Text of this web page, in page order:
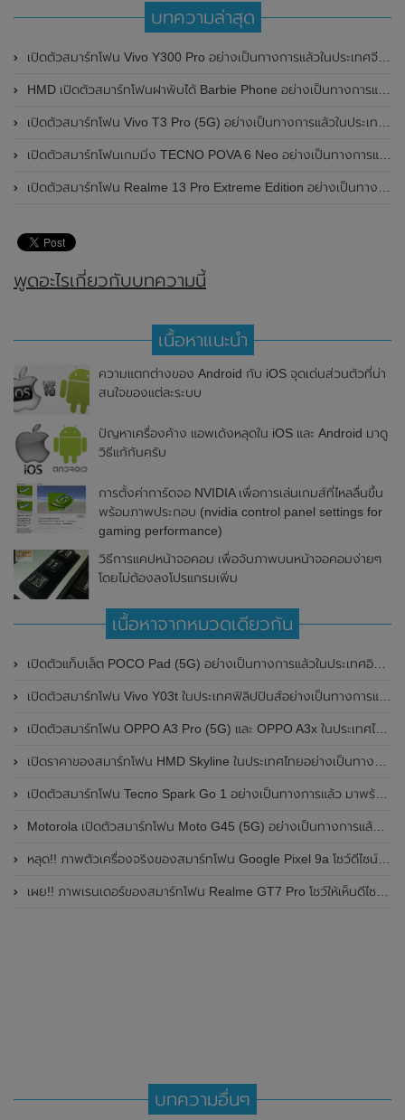
บทความล่าสุด
เปิดตัวสมาร์ทโฟน Vivo Y300 Pro อย่างเป็นทางการแล้วในประเทศจีน มาพร้อมดีไซน์พรีเมี่ยม ทนทาน และแบตเตอรี่สุดอึดขนาดใหญ่ 6,500mAh พร้อมรองรับการชาร์จไว 80W
HMD เปิดตัวสมาร์ทโฟนฝาพับได้ Barbie Phone อย่างเป็นทางการแล้ว มาพร้อมธีมสีชมพูสดใส
เปิดตัวสมาร์ทโฟน Vivo T3 Pro (5G) อย่างเป็นทางการแล้วในประเทศอินเดีย
เปิดตัวสมาร์ทโฟนเกมมิ่ง TECNO POVA 6 Neo อย่างเป็นทางการแล้วในประเทศไทย ในราคา 8,499 บาท
เปิดตัวสมาร์ทโฟน Realme 13 Pro Extreme Edition อย่างเป็นทางการแล้วในประเทศจีน
พูดอะไรเกี่ยวกับบทความนี้
เนื้อหาแนะนำ
ความแตกต่างของ Android กับ iOS จุดเด่นส่วนตัวที่น่า
สนใจของแต่ละระบบ
ปัญหาเครื่องค้าง แอพเด้งหลุดใน iOS และ Android มาดู
วิธีแก้กันครับ
การตั้งค่าการ์ดจอ NVIDIA เพื่อการเล่นเกมส์ที่ไหลลื่นขึ้น
พร้อมภาพประกอบ (nvidia control panel settings for
gaming performance)
วิธีการแคปหน้าจอคอม เพื่อจับภาพบนหน้าจอคอมง่ายๆ
โดยไม่ต้องลงโปรแกรมเพิ่ม
เนื้อหาจากหมวดเดียวกัน
เปิดตัวแท็บเล็ต POCO Pad (5G) อย่างเป็นทางการแล้วในประเทศอินเดีย มาพร้อมชิปเซ็ต Snapdragon 7s Gen 2 ของ Qualcomm และรองรับเครือข่าย 5G
เปิดตัวสมาร์ทโฟน Vivo Y03t ในประเทศฟิลิปปินส์อย่างเป็นทางการแล้ว มาพร้อมชิปเซ็ต Unisoc T612 , กล้องหลัง ความละเอียด 13MP , แบตเตอรี่ 5,000mAh และหน้าจอแสดงผล LCD / 90Hz
เปิดตัวสมาร์ทโฟน OPPO A3 Pro (5G) และ OPPO A3x ในประเทศไทยอย่างเป็นทางการแล้ว ในราคาเริ่มต้นเพียง 3,999 บาท
เปิดราคาของสมาร์ทโฟน HMD Skyline ในประเทศไทยอย่างเป็นทางการแล้ว ราคา 14,990 บาท
เปิดตัวสมาร์ทโฟน Tecno Spark Go 1 อย่างเป็นทางการแล้ว มาพร้อมหน้าจอแสดงผล LCD / 120Hz , แบตเตอรี่ 5,000mAh และใช้ชิปเซ็ต Unisoc
Motorola เปิดตัวสมาร์ทโฟน Moto G45 (5G) อย่างเป็นทางการแล้วในอินเดีย
หลุด!! ภาพตัวเครื่องจริงของสมาร์ทโฟน Google Pixel 9a โชว์ดีไซน์ใหม่ กล้องหลังแบนราบ ไม่มีกรอบของกล้องแล้ว
เผย!! ภาพเรนเดอร์ของสมาร์ทโฟน Realme GT7 Pro โชว์ให้เห็นดีไซน์ใหม่ พร้อมเผยรายละเอียดสเปกที่สำคัญบางส่วน
บทความอื่นๆ